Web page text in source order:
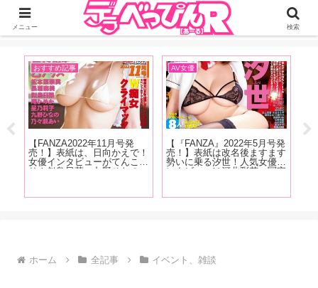
ジーオーティーが運営するちょっとHなニュースサイ。サイト内のリンクには
DMMアフィリエイトが含まれているものがあります
おすすめ記事
【FANZA2022年11月号発
売！】表紙は、日向かえで！
女優インタビューがてんこ盛
り！似鳥日菜、九野ひなの、
松本菜奈実！人気女優インタ
AV女優
【『FANZA』2022年5月号発
売！】表紙は改名後ますます
勢いに乗る汐世！人気女優イ
ンタビューは河北彩花、冨安
久良咲希、一乃あおい、多香
ホーム 全記事 イベント、雑談
メニュー 検索